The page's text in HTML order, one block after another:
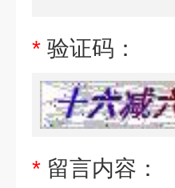
* 验证码：
* 留言内容：